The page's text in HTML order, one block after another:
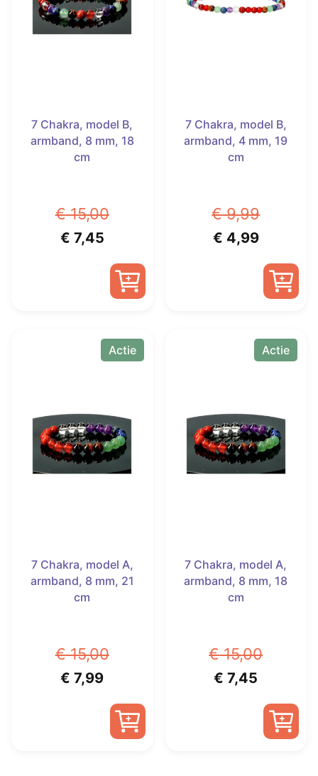
7 Chakra, model B,
armband, 8 mm, 18
cm
€15,00
Oorspronkelijke
€ 7,45Huidige
prijs
is:
7 Chakra, model B,
armband, 4 mm, 19
cm
€9,99
€ 4,99Huidige
prijs
is:
Actie
7 Chakra, model A,
armband, 8 mm, 21
cm
€15,00
Oorspronkelijke
€ 7,99Huidige
prijs
is:
Actie
7 Chakra, model A,
armband, 8 mm, 18
cm
€15,00
€ 7,45
prijs
is: